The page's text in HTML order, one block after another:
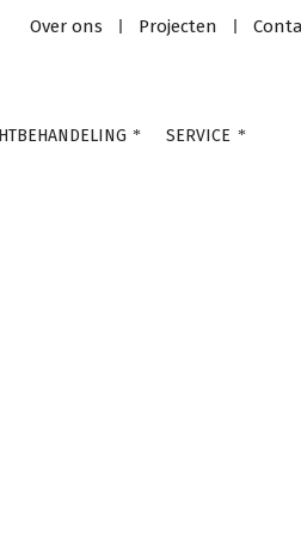
Over ons Projecten
SERVICE